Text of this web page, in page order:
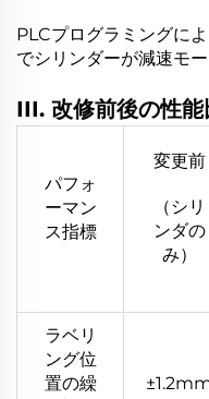
PLCプログラミングに
でシリンダーが減速モ
III. 改修前後の性能
パフォ
ーマン
ス指標
変更前
（シリ
ンダの
み）
ラベリ
ング位
置の繰